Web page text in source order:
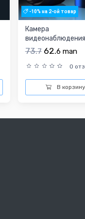
-10% на 2-ой товар
Камера
видеонаблюдения
73.7 62.6 man
0
В корзину